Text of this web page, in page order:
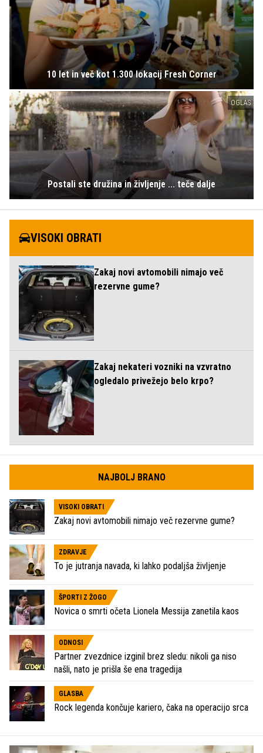
10 let in več kot 1.300 lokacij Fresh Corner
OGLAS
Postali ste družina in življenje ... teče dalje
VISOKI OBRATI
Zakaj novi avtomobili nimajo več
rezervne gume?
Zakaj nekateri vozniki na vzvratno
ogledalo privežejo belo krpo?
NAJBOLJ BRANO
VISOKI OBRATI
Zakaj novi avtomobili nimajo več rezervne gume?
ZDRAVJE
To je jutranja navada, ki lahko podaljša življenje
ŠPORTI Z ŽOGO
Novica o smrti očeta Lionela Messija zanetila kaos
ODNOSI
Partner zvezdnice izginil brez sledu: nikoli ga niso
našli, nato je prišla še ena tragedija
GLASBA
Rock legenda končuje kariero, čaka na operacijo srca